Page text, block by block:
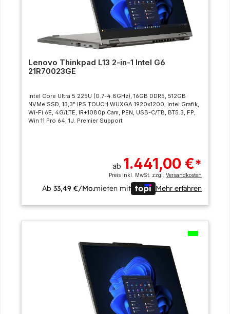
Lenovo Thinkpad L13 2-in-1 Intel G6
21R70023GE
Intel Core Ultra 5 225U (0.7-4.8GHz), 16GB DDR5, 512GB
NVMe SSD, 13,3" IPS TOUCH WUXGA 1920x1200, Intel Grafik,
Wi-Fi 6E, 4G/LTE, IR+1080p Cam, PEN, USB-C/TB, BT5.3, FP,
Win 11 Pro 64, 1J. Premier Support
ab 1.441,00 €*
Preis inkl. MwSt. zzgl.Versandkosten
Ab33,49 €/Mo.mieten mit Mehr erfahren